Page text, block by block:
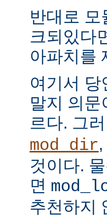
반대로
크되있다
아파치를
여기서
말지 의
르다. 그
mod_dir,
것이다.
면
추천하지